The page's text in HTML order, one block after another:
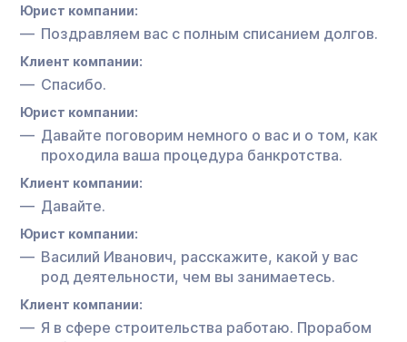
Юрист компании:
Поздравляем вас с полным списанием долгов.
Клиент компании:
Спасибо.
Юрист компании:
Давайте поговорим немного о вас и о том, как
проходила ваша процедура банкротства.
Клиент компании:
Давайте.
Юрист компании:
Василий Иванович, расскажите, какой у вас
род деятельности, чем вы занимаетесь.
Клиент компании:
Я в сфере строительства работаю. Прорабом